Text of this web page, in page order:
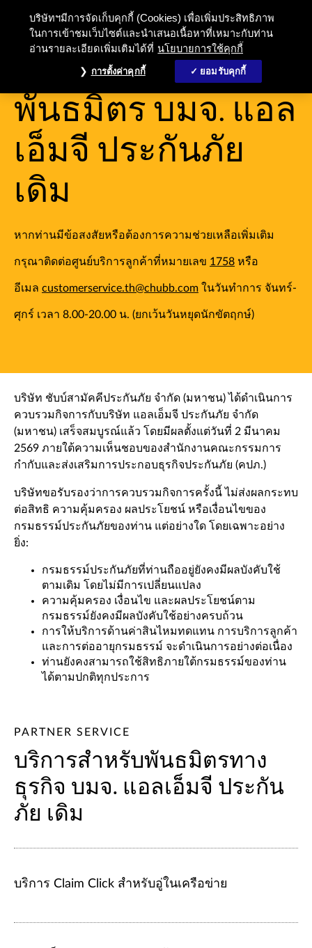
บริการสำหรับ
พันธมิตร บมจ. แอล
เอ็มจี ประกันภัย
เดิม
หากท่านมีข้อสงสัยหรือต้องการความช่วยเหลือเพิ่มเติม
กรุณาติดต่อศูนย์บริการลูกค้าที่หมายเลข 1758 หรือ
อีเมล customerservice.th@chubb.com ในวันทำการ จันทร์-
ศุกร์ เวลา 8.00-20.00 น. (ยกเว้นวันหยุดนักขัตฤกษ์)
บริษัท ชับบ์สามัคคีประกันภัย จำกัด (มหาชน) ได้ดำเนินการ
ควบรวมกิจการกับบริษัท แอลเอ็มจี ประกันภัย จำกัด
(มหาชน) เสร็จสมบูรณ์แล้ว โดยมีผลตั้งแต่วันที่ 2 มีนาคม
2569 ภายใต้ความเห็นชอบของสำนักงานคณะกรรมการ
กำกับและส่งเสริมการประกอบธุรกิจประกันภัย (คปภ.)
บริษัทขอรับรองว่าการควบรวมกิจการครั้งนี้ ไม่ส่งผลกระทบ
ต่อสิทธิ ความคุ้มครอง ผลประโยชน์ หรือเงื่อนไขของ
กรมธรรม์ประกันภัยของท่าน แต่อย่างใด โดยเฉพาะอย่าง
ยิ่ง:
กรมธรรม์ประกันภัยที่ท่านถืออยู่ยังคงมีผลบังคับใช้
ตามเดิม โดยไม่มีการเปลี่ยนแปลง
ความคุ้มครอง เงื่อนไข และผลประโยชน์ตาม
กรมธรรม์ยังคงมีผลบังคับใช้อย่างครบถ้วน
การให้บริการด้านค่าสินไหมทดแทน การบริการลูกค้า
และการต่ออายุกรมธรรม์ จะดำเนินการอย่างต่อเนื่อง
ท่านยังคงสามารถใช้สิทธิภายใต้กรมธรรม์ของท่าน
ได้ตามปกติทุกประการ
PARTNER SERVICE
บริการสำหรับพันธมิตรทาง
ธุรกิจ บมจ. แอลเอ็มจี ประกัน
ภัย เดิม
บริการ Claim Click สำหรับอู่ในเครือข่าย
บริษัทฯมีการจัดเก็บคุกกี้ (Cookies) เพื่อเพิ่มประสิทธิภาพ
ในการเข้าชมเว็บไซต์และนำเสนอเนื้อหาที่เหมาะกับท่าน
อ่านรายละเอียดเพิ่มเติมได้ที่ นโยบายการใช้คุกกี้
การตั้งค่าคุกกี้ ยอมรับคุกกี้